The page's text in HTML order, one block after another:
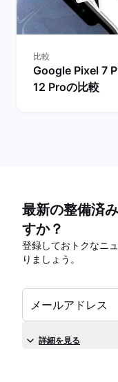
比較
Google Pixel 7
12 Proの比較
最新の整備済
すか？
登録しておトクなニ
りましょう。
メールアドレス
詳細を見る